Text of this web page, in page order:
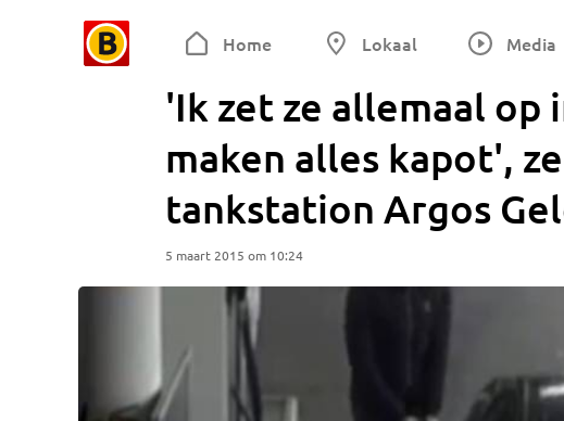
Home Lokaal Media
'Ik zet ze allemaal op
maken alles kapot',
tankstation Argos
5 maart 2015 om 10:24